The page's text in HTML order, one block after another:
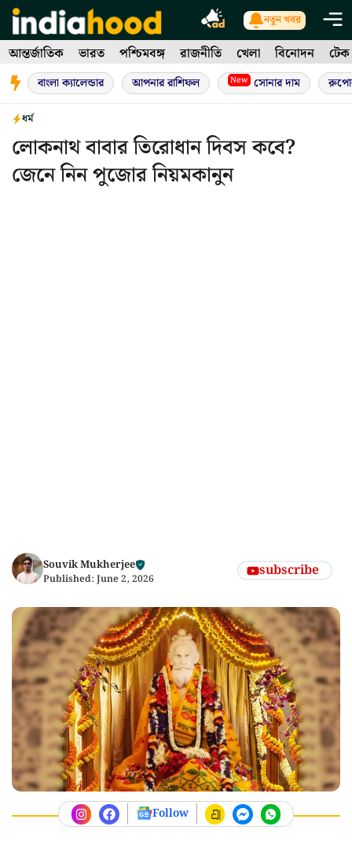
Skip
to
content
নতুন খবর
আন্তর্জাতিক ভারত পশ্চিমবঙ্গ রাজনীতি খেলা বিনোদন টেক
বাংলা ক্যালেন্ডার আপনার রাশিফল New সোনার দাম
ধর্ম
লোকনাথ বাবার তিরোধান দিবস কবে?
জেনে নিন পুজোর নিয়মকানুন
Souvik Mukherjee
Published: June 2, 2026 subscribe
Follow